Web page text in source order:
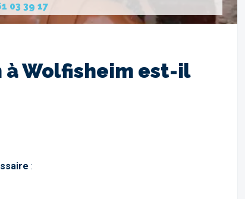
03 39 17
Wolfisheim est-il
: